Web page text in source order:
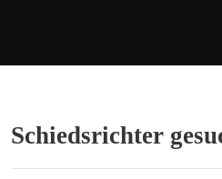
Schiedsrichter